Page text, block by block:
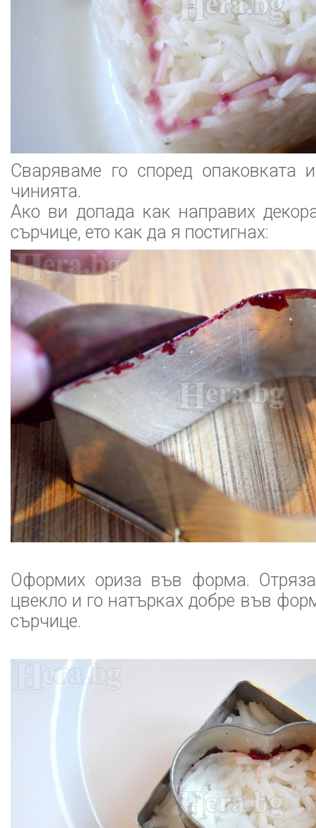
Сваряваме го според
чинията.
Ако ви допада как направих
сърчице, ето как да я постигнах:
Оформих ориза във форма.
цвекло и го натърках добре във
сърчице.